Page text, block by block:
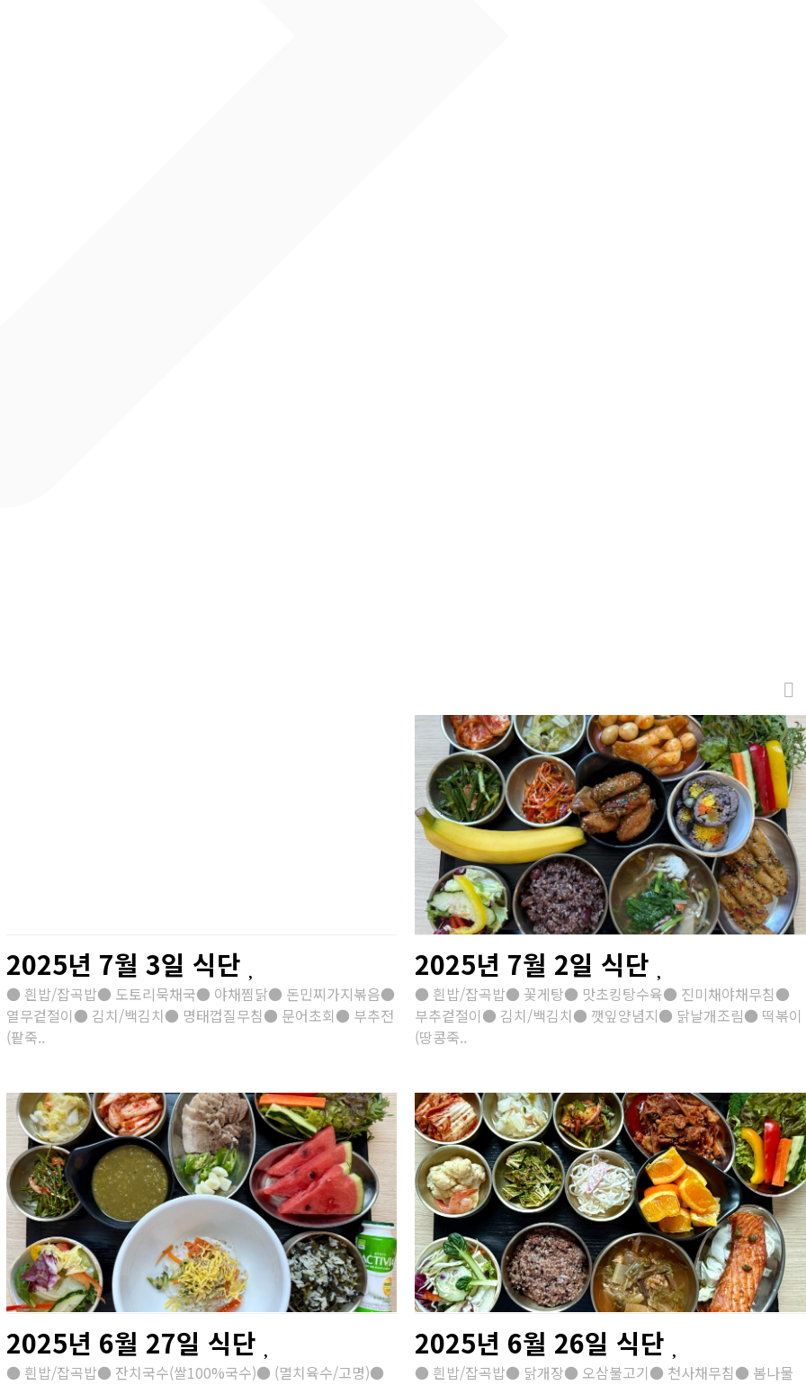
2025년 7월 3일 식단
● 흰밥/잡곡밥● 도토리묵채국● 야채찜닭● 돈민찌가지볶음●
열무겉절이● 김치/백김치● 명태껍질무침● 문어초회● 부추전
(팥죽..
2025년 7월 2일 식단
● 흰밥/잡곡밥● 꽃게탕● 맛초킹탕수육● 진미채야채무침●
부추겉절이● 김치/백김치● 깻잎양념지● 닭날개조림● 떡볶이
(땅콩죽..
2025년 6월 27일 식단
● 흰밥/잡곡밥● 잔치국수(쌀100%국수)● (멸치육수/고명)●
2025년 6월 26일 식단
● 흰밥/잡곡밥● 닭개장● 오삼불고기● 천사채무침● 봄나물